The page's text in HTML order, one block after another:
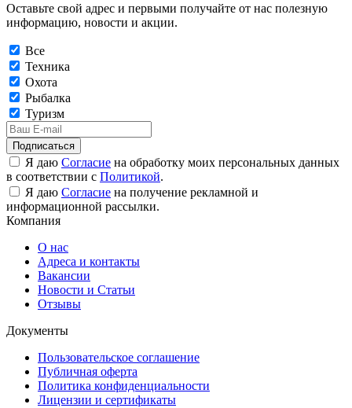
Оставьте свой адрес и первыми получайте от нас полезную
информацию, новости и акции.
Все
Техника
Охота
Рыбалка
Туризм
Подписаться
Я даю Согласие на обработку моих персональных данных
в соответствии с Политикой.
Я даю Согласие на получение рекламной и
информационной рассылки.
Компания
О нас
Адреса и контакты
Вакансии
Новости и Статьи
Отзывы
Документы
Пользовательское соглашение
Публичная оферта
Политика конфиденциальности
Лицензии и сертификаты